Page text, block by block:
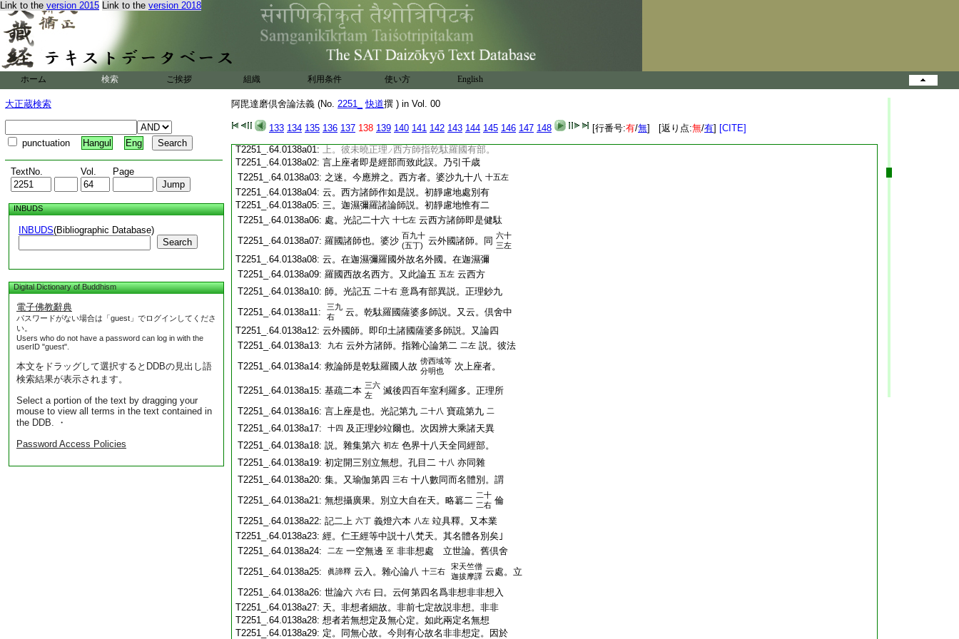
Link to the version 2015 Link to the version 2018
ホーム 検索 ご挨拶 組織 利用条件 使い方 English
大正蔵検索
punctuation Hangul Eng
TextNo. Vol. Page
INBUDS
INBUDS(Bibliographic Database)
Search
Digital Dictionary of Buddhism
電子佛教辭典
パスワードがない場合は「guest」でログインしてくださ
い。
Users who do not have a password can log in with the
userID "guest".
本文をドラッグして選択するとDDBの見出し語
検索結果が表示されます。
Select a portion of the text by dragging your
mouse to view all terms in the text contained in
the DDB. ・
Password Access Policies
阿毘達磨倶舍論法義 (No. 2251_ 快道撰 ) in Vol. 00
133 134 135 136 137 138 139 140 141 142 143 144 145 146 147 148 [行番号:有/無] [返り点:無/有] [CITE]
T2251_.64.0137c22:兩師。迦濕彌羅國師唯十六天。此三師皆有
T2251_.64.0137c23:
部異也。故雜心八 十二左
頌曰。色界或十六。長
T2251_.64.0137c24:行云。此十六處説色界。有欲令十七。如前
十六及大梵。非有部者何如是。法勝毘曇
四卷四
但約十七天。經部立
T2251_.64.0137c27: 十八。然頌疏 五左
經部立十七。薩婆多唯十
T2251_.64.0137c28: 六天。上座部即十八天 頭
二藏頌義亦全依
T2251_.64.0137c29: 傍智積院觀
應闇誦要文
依彼作略頌云。十六七八天薩經
T2251_.64.0138a01: 上。彼未曉正理 ノ 西方師指乾駄羅國有部。
T2251_.64.0138a02: 言上座者即是經部而致此誤。乃引千歳
T2251_.64.0138a03: 之迷。今應辨之。西方者。婆沙九十八 十五左
T2251_.64.0138a04: 云。西方諸師作如是説。初靜慮地處別有
T2251_.64.0138a05: 三。迦濕彌羅諸論師説。初靜慮地惟有二
T2251_.64.0138a06: 處。光記二十六 十七左 云西方諸師即是健駄
T2251_.64.0138a07: 羅國諸師也。婆沙 百九十
(五丁)
云外國諸師。同 六十
三左
T2251_.64.0138a08: 云。在迦濕彌羅國外故名外國。在迦濕彌
T2251_.64.0138a09: 羅國西故名西方。又此論五 五左 云西方
T2251_.64.0138a10: 師。光記五 二十右 意爲有部異説。正理鈔九
T2251_.64.0138a11:
三九
右
云。乾駄羅國薩婆多師説。又云。倶舍中
T2251_.64.0138a12: 云外國師。即印土諸國薩婆多師説。又論四
T2251_.64.0138a13:
九右 云外方諸師。指雜心論第二 二左 説。彼法
T2251_.64.0138a14: 救論師是乾駄羅國人故 傍西域等
分明也
次上座者。
T2251_.64.0138a15: 基疏二本 三六
左
滅後四百年室利羅多。正理所
T2251_.64.0138a16: 言上座是也。光記第九 二十八 寶疏第九 二
T2251_.64.0138a17: 十四 及正理鈔竝爾也。次因辨大乘諸天異
T2251_.64.0138a18: 説。雜集第六 初左 色界十八天全同經部。
T2251_.64.0138a19: 初定開三別立無想。孔目二 十八 亦同雜
T2251_.64.0138a20: 集。又瑜伽第四 三右 十八數同而名體別。謂
T2251_.64.0138a21: 無想攝廣果。別立大自在天。略簒二 二十
二右 倫
T2251_.64.0138a22: 記二上 六丁 義燈六本 八左 竝具釋。又本業
T2251_.64.0138a23: 經。仁王經等中説十八梵天。其名體各別矣｣
T2251_.64.0138a24:
二左 一空無邊 至 非非想處 立世論。舊倶舍
T2251_.64.0138a25:
眞諦釋 云入。雜心論八 十三右
宋天竺僧
迦拔摩譯 云處。立
T2251_.64.0138a26: 世論六 六右 曰。云何第四名爲非想非非想入
T2251_.64.0138a27: 天。非想者細故。非前七定故説非想。非非
T2251_.64.0138a28: 想者若無想定及無心定。如此兩定名無想
T2251_.64.0138a29: 定。同無心故。今則有心故名非非想定。因於